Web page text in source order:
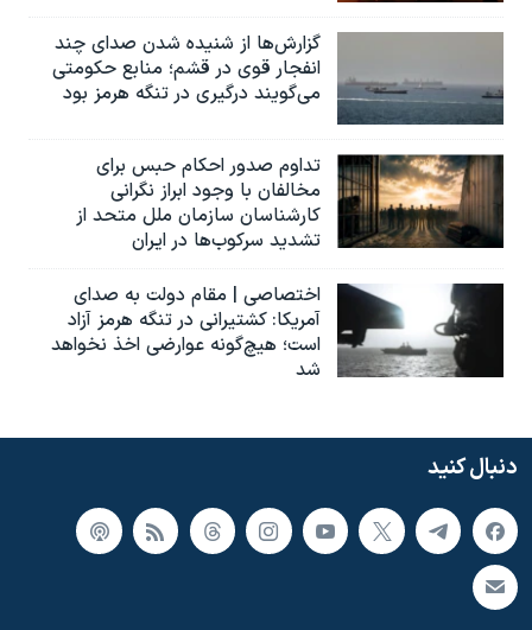
گزارش‌ها از شنیده شدن صدای چند
انفجار قوی در قشم؛ منابع حکومتی
می‌گویند درگیری در تنگه هرمز بود
تداوم صدور احکام حبس برای
مخالفان با وجود ابراز نگرانی
کارشناسان سازمان ملل متحد از
تشدید سرکوب‌ها در ایران
اختصاصی | مقام دولت به صدای
آمریکا: کشتیرانی در تنگه هرمز آزاد
است؛ هیچ‌گونه عوارضی اخذ نخواهد
شد
دنبال کنید